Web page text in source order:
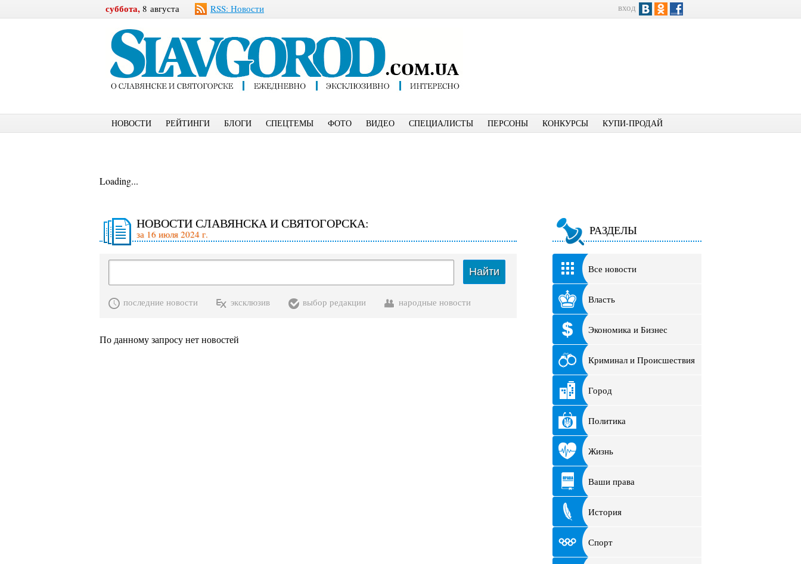
суббота, 8 августа RSS: Новости вход
НОВОСТИ РЕЙТИНГИ БЛОГИ СПЕЦТЕМЫ ФОТО ВИДЕО СПЕЦИАЛИСТЫ ПЕРСОНЫ КОНКУРСЫ КУПИ-ПРОДАЙ
Loading...
НОВОСТИ СЛАВЯНСКА И СВЯТОГОРСКА:
за 16 июля 2024 г.
Найти
последние новости эксклюзив выбор редакции народные новости
По данному запросу нет новостей
РАЗДЕЛЫ
Все новости
Власть
Экономика и Бизнес
Криминал и Происшествия
Город
Политика
Жизнь
Ваши права
История
Спорт